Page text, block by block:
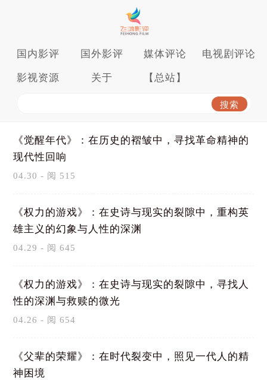
国内影评 国外影评 媒体评论 电视剧评论
影视资源 关于 【总站】
《觉醒年代》：在历史的褶皱中，寻找革命精神的
现代性回响
04.30 - 阅 515
《权力的游戏》：在史诗与现实的裂隙中，重构英
雄主义的幻象与人性的深渊
04.29 - 阅 645
《权力的游戏》：在史诗与现实的裂隙中，寻找人
性的深渊与救赎的微光
04.26 - 阅 654
《父辈的荣耀》：在时代裂变中，照见一代人的精
神困境